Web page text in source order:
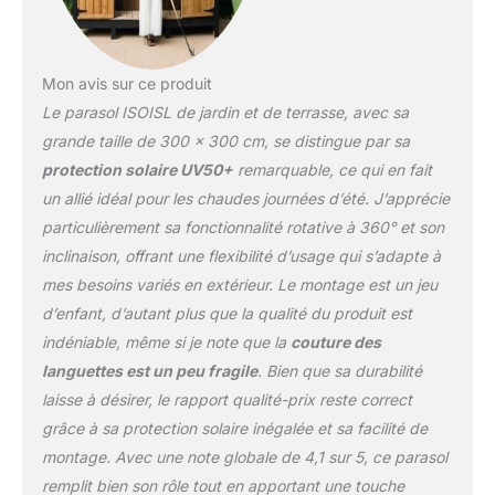
ajustements d'angle
Fonctionnalité maximale
facile.
UV50+ et
protection contre la pluie
: Tissu en polyester de
haute qualité de 200
de protection UV50+ qui
bloque 99 % des rayons
nocifs. Le revêtement
imperméable rend le
parapluie utilisable même
en cas de pluie. Des
ouvertures d'aération
intégrées augmentent la
stabilité. Idéal pour le
jardin, la terrasse et les
Mon avis sur ce produit
Le parasol ISOISL de jardin et de terrasse, avec sa
grande taille de 300 x 300 cm, se distingue par sa
protection solaire UV50+remarquable, ce qui en fait
un allié idéal pour les chaudes journées d’été. J’apprécie
particulièrement sa fonctionnalité rotative à 360° et son
inclinaison, offrant une flexibilité d’usage qui s’adapte à
mes besoins variés en extérieur. Le montage est un jeu
d’enfant, d’autant plus que la qualité du produit est
indéniable, même si je note que la couture des
languettes est un peu fragile. Bien que sa durabilité
laisse à désirer, le rapport qualité-prix reste correct
grâce à sa protection solaire inégalée et sa facilité de
montage. Avec une note globale de 4,1 sur 5, ce parasol
remplit bien son rôle tout en apportant une touche